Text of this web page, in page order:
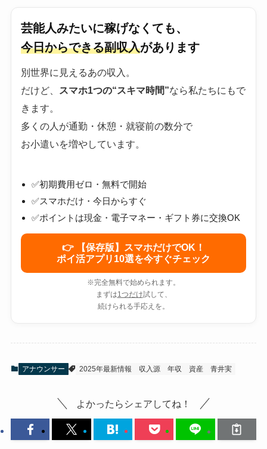
芸能人みたいに稼げなくても、
今日からできる副収入があります
別世界に見えるあの収入。
だけど、
スマホ1つの“スキマ時間”なら私たちにもで
きます。
多くの人が通勤・休憩・就寝前の数分で
お小遣いを増やしています。
✅初期費用ゼロ・無料で開始
✅スマホだけ・今日からすぐ
✅ポイントは現金・電子マネー・ギフト券に交換OK
👉 【保存版】スマホだけでOK！
ポイ活アプリ10選を今すぐチェック
※完全無料で始められます。
まずは1つだけ試して、
続けられる手応えを。
アナウンサー 2025年最新情報 収入源 年収 資産 青井実
よかったらシェアしてね！